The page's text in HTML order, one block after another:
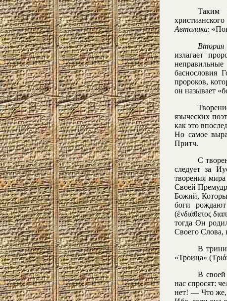
Таким
Автолика:
Вторая
излагает
баснословия
пророков,
он называет
языческих
как это
Но самое
Притч.
С
следует за
творения
Своей
Божий,
боги
(ένδιάθετος
тогда Он
Своего Слова,
В
«Троица»
В своей
нас спросят:
нет! — Что же,